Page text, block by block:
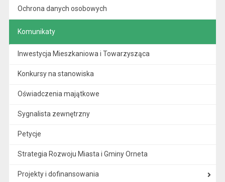
Ochrona danych osobowych
Komunikaty
Inwestycja Mieszkaniowa i Towarzysząca
Konkursy na stanowiska
Oświadczenia majątkowe
Sygnalista zewnętrzny
Petycje
Strategia Rozwoju Miasta i Gminy Orneta
Projekty i dofinansowania